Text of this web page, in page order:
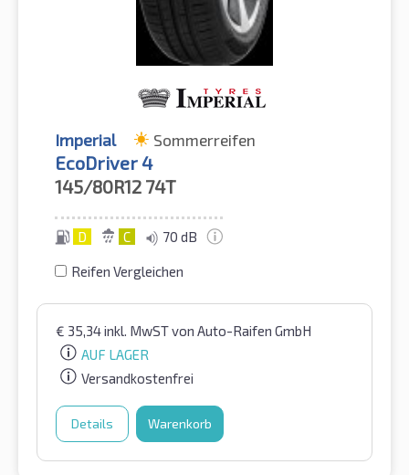
Imperial Sommerreifen
EcoDriver 4
145/80R12 74T
D C 70 dB
Reifen Vergleichen
€ 35,34inkl. MwSTvon Auto-Raifen GmbH
AUF LAGER
Versandkostenfrei
Details Warenkorb